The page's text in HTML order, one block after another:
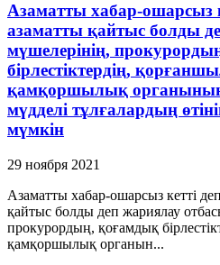
Азаматты хабар-ошарсыз
азаматты қайтыс болды
мүшелерінің,
бірлестіктердің,
қамқоршылық органының
мүдделі тұлғалардың
мүмкін
29 ноября 2021
Азаматты хабар-ошарсыз кетті
қайтыс болды деп жариялау
прокурордың, қоғамдық
қамқоршылық органын...